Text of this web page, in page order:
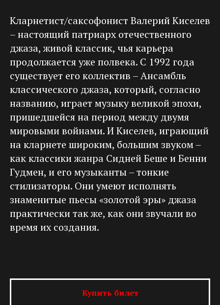
Кларнетист/саксофонист Валерий Киселев
– настоящий патриарх отечественного
джаза, живой классик, чья карьера
продолжается уже полвека. С 1992 года
существует его коллектив – Ансамбль
классического джаза, который, согласно
названию, играет музыку великой эпохи,
пришедшейся на период между двумя
мировыми войнами. И Киселев, играющий
на кларнете широким, большим звуком –
как классики жанра Сидней Беше и Бенни
Гудмен, и его музыканты – тонкие
стилизаторы. Они умеют исполнять
знаменитые пьесы «золотой эры» джаза
практически так же, как они звучали во
время их создания.
Купить билет